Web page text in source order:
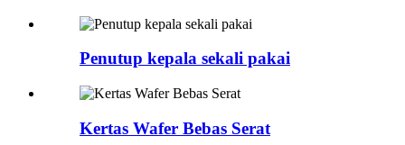
Penutup kepala sekali pakai
Kertas Wafer Bebas Serat